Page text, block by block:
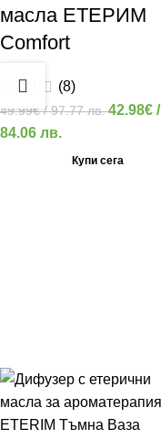
масла ЕТЕРИМ
Comfort
(8)
49.99€/ 97.77 лв.42.98€ /
84.06 лв.
Купи сега